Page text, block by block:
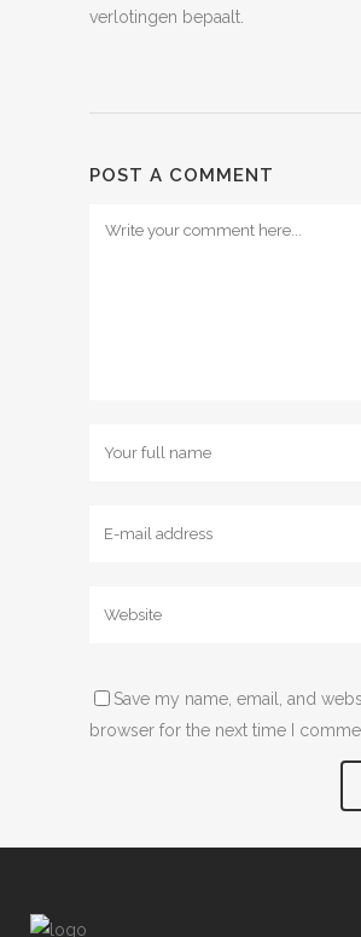
verlotingen bepaalt.
POST A COMMENT
Save my name, email, and
browser for the next time I